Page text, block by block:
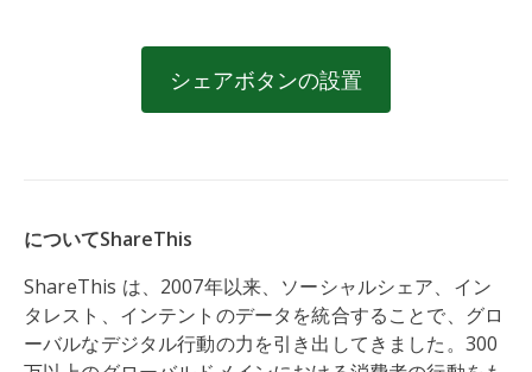
シェアボタンの設置
についてShareThis
ShareThis は、2007年以来、ソーシャルシェア、イン
タレスト、インテントのデータを統合することで、グロ
ーバルなデジタル行動の力を引き出してきました。300